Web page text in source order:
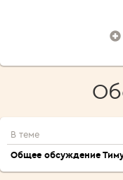
В теме
Общее обсуждение